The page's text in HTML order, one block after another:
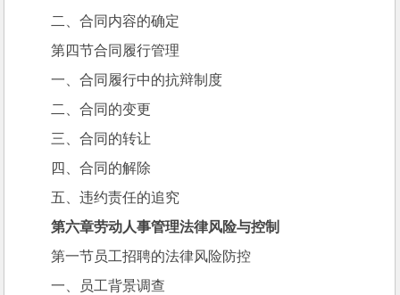
二、合同内容的确定
第四节合同履行管理
一、合同履行中的抗辩制度
二、合同的变更
三、合同的转让
四、合同的解除
五、违约责任的追究
第六章劳动人事管理法律风险与控制
第一节员工招聘的法律风险防控
一、员工背景调查